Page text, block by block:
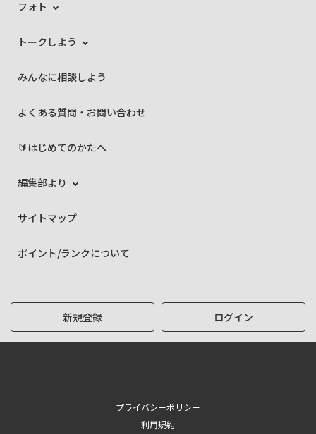
フォト
トークしよう
みんなに相談しよう
よくある質問・お問い合わせ
🔰はじめてのかたへ
編集部より
サイトマップ
ポイント/ランクについて
新規登録 ログイン
プライバシーポリシー
利用規約